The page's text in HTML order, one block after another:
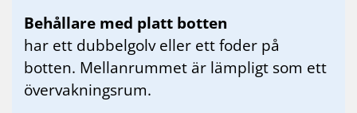
Behållare med platt botten
har ett dubbelgolv eller ett foder på
botten. Mellanrummet är lämpligt som ett
övervakningsrum.